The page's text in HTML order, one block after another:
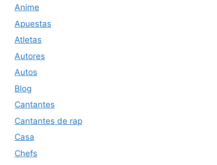
Anime
Apuestas
Atletas
Autores
Autos
Blog
Cantantes
Cantantes de rap
Casa
Chefs